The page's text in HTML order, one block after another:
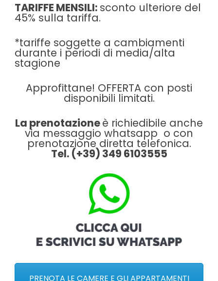
TARIFFE MENSILI: sconto ulteriore del
45% sulla tariffa.
*tariffe soggette a cambiamenti
durante i periodi di media/alta
stagione
Approfittane! OFFERTA con posti
disponibili limitati.
La prenotazioneè richiedibile anche
via messaggio whatsapp o con
prenotazione diretta telefonica.
Tel. (+39) 349 6103555
PRENOTA LE CAMERE E GLI APPARTAMENTI